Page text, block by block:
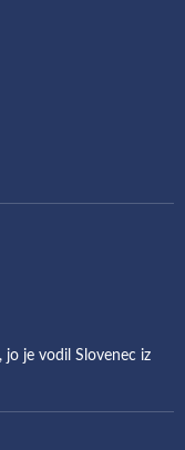
jo je vodil Slovenec iz